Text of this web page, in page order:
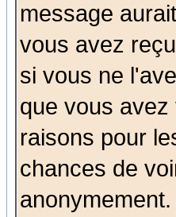
message
vous avez
si vous ne
que vous
raisons pour
chances de